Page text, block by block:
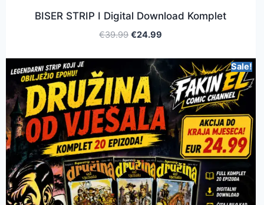
BISER STRIP I Digital Download Komplet
€39.99 €24.99
Sale!